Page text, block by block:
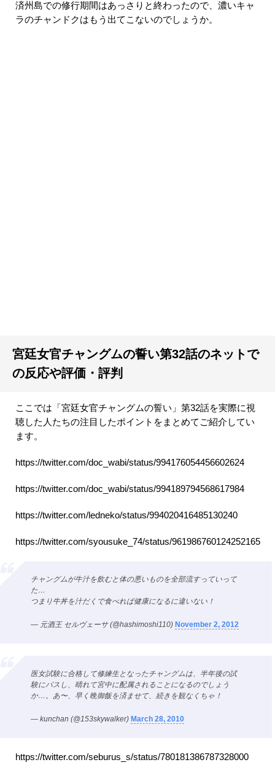
済州島での修行期間はあっさりと終わったので、濃いキャ
ラのチャンドクはもう出てこないのでしょうか。
宮廷女官チャングムの誓い第32話のネットで
の反応や評価・評判
ここでは「宮廷女官チャングムの誓い」第32話を実際に視
聴した人たちの注目したポイントをまとめてご紹介してい
ます。
https://twitter.com/doc_wabi/status/994176054456602624
https://twitter.com/doc_wabi/status/994189794568617984
https://twitter.com/ledneko/status/994020416485130240
https://twitter.com/syousuke_74/status/961986760124252165
チャングムが牛汁を飲むと体の悪いものを全部流すっていって
た…
つまり牛丼を汁だくで食べれば健康になるに違いない！
— 元酒王 セルヴェーサ (@hashimoshi110) November 2, 2012
医女試験に合格して修練生となったチャングムは、半年後の試
験にパスし、晴れて宮中に配属されることになるのでしょう
か…。あ〜、早く晩御飯を済ませて、続きを観なくちゃ！
— kunchan (@153skywalker) March 28, 2010
https://twitter.com/seburus_s/status/780181386787328000